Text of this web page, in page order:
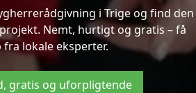
i Trige og find den
Nemt, hurtigt og gratis – få
lokale eksperter.
gratis og uforpligtende